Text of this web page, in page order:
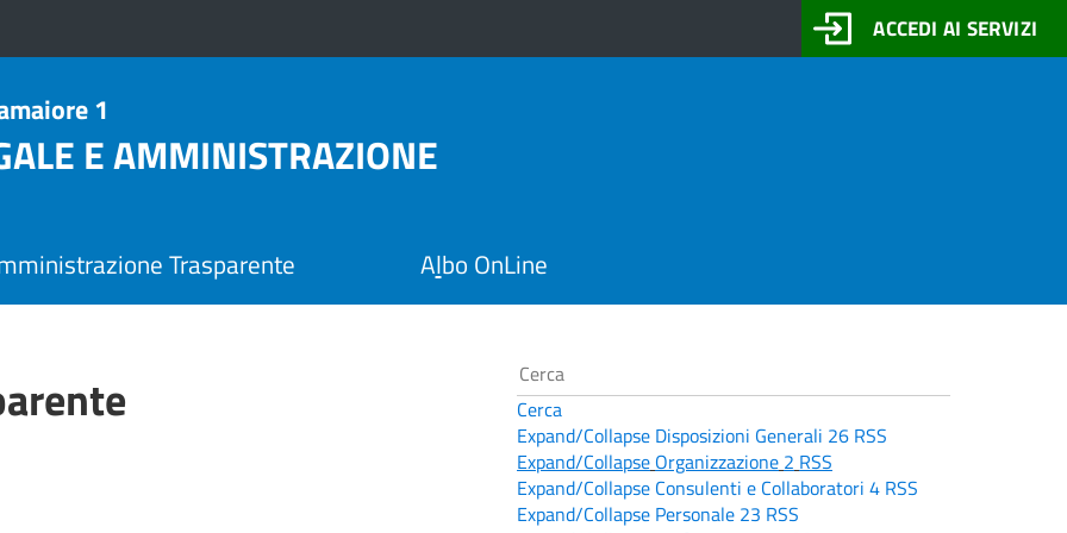
ACCEDI AI SERVIZI
1
E AMMINISTRAZIONE
Trasparente Albo OnLine
Cerca
Expand/Collapse Disposizioni Generali 26 RSS
Expand/Collapse Organizzazione 2 RSS
Expand/Collapse Consulenti e Collaboratori 4 RSS
Expand/Collapse Personale 23 RSS